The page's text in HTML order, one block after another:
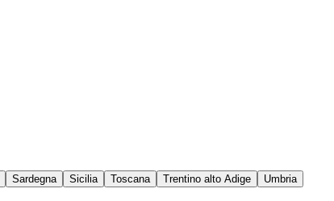
Sardegna Sicilia Toscana Trentino alto Adige
Umbria